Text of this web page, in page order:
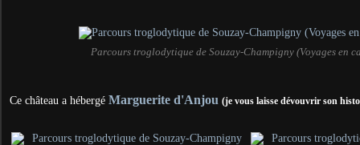
Parcours troglodytique de Souzay-Champigny (Voyages en
Ce château a hébergé Marguerite d'Anjou (je vous laisse dévouvrir son